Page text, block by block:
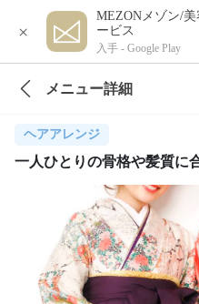
×
MEZONメゾン/
ービス
入手 - Google Play
メニュー詳細
ヘアアレンジ
一人ひとりの骨格や髪質に